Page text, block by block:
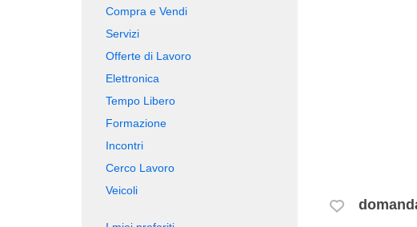
Compra e Vendi
Servizi
Offerte di Lavoro
Elettronica
Tempo Libero
Formazione
Incontri
Cerco Lavoro
Veicoli